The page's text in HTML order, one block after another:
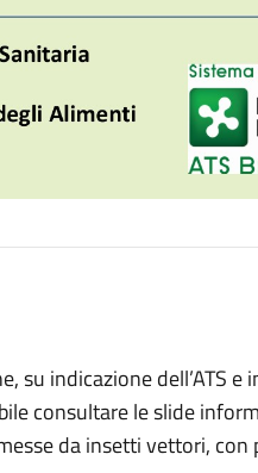
su indicazione dell’ATS
consultare le slide
da insetti vettori,